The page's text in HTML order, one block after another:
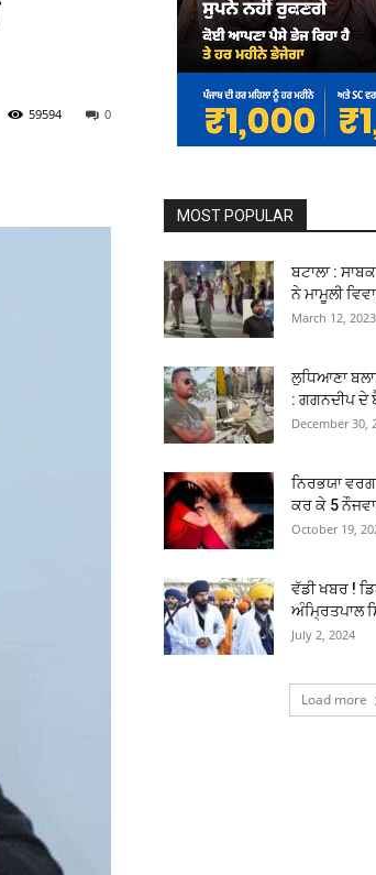
0
59594
MOST POPULAR
ਬਟਾਲਾ :
ਨੇ ਮਾਮੂਲੀ
March 12, 2023
ਲੁਧਿਆਣਾ
: ਗਗਨਦੀਪ ਦੇ
December 30,
ਨਿਰਭਯਾ
ਕਰ ਕੇ 5
October 19,
ਵੱਡੀ ਖਬਰ !
ਅੰਮ੍ਰਿਤਪਾਲ
July 2, 2024
Load more